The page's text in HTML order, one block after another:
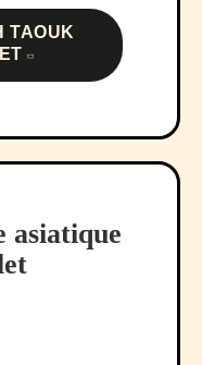
TAOUK
asiatique